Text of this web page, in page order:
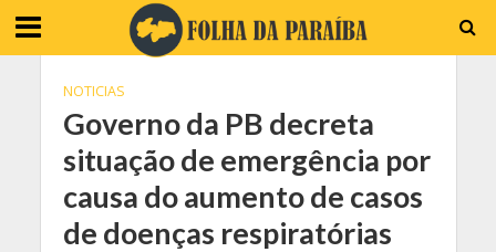
NOTICIAS
Governo da PB decreta
situação de emergência por
causa do aumento de casos
de doenças respiratórias